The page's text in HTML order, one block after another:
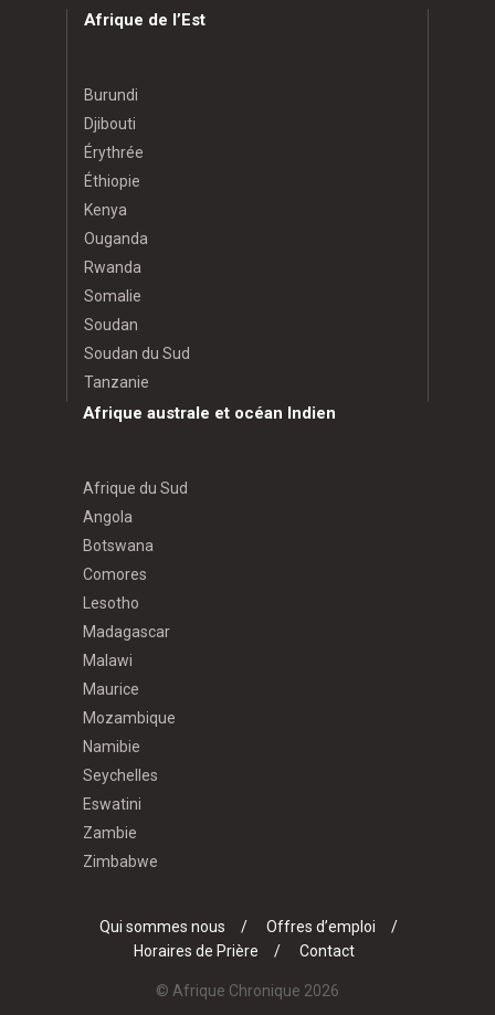
Afrique de l’Est
Burundi
Djibouti
Érythrée
Éthiopie
Kenya
Ouganda
Rwanda
Somalie
Soudan
Soudan du Sud
Tanzanie
Afrique australe et océan Indien
Afrique du Sud
Angola
Botswana
Comores
Lesotho
Madagascar
Malawi
Maurice
Mozambique
Namibie
Seychelles
Eswatini
Zambie
Zimbabwe
Qui sommes nous
Offres d’emploi
Horaires de Prière
Contact
© Afrique Chronique 2026